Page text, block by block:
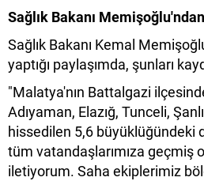
Sağlık Bakanı
Sağlık Bakanı Kemal
yaptığı paylaşımda, şunları
"Malatya'nın Battalgazi
Adıyaman, Elazığ, Tunceli,
hissedilen 5,6 büyüklüğündeki
tüm vatandaşlarımıza geçmiş
iletiyorum. Saha ekiplerimiz